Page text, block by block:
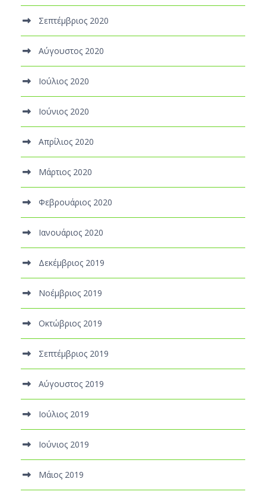
Σεπτέμβριος 2020
Αύγουστος 2020
Ιούλιος 2020
Ιούνιος 2020
Απρίλιος 2020
Μάρτιος 2020
Φεβρουάριος 2020
Ιανουάριος 2020
Δεκέμβριος 2019
Νοέμβριος 2019
Οκτώβριος 2019
Σεπτέμβριος 2019
Αύγουστος 2019
Ιούλιος 2019
Ιούνιος 2019
Μάιος 2019